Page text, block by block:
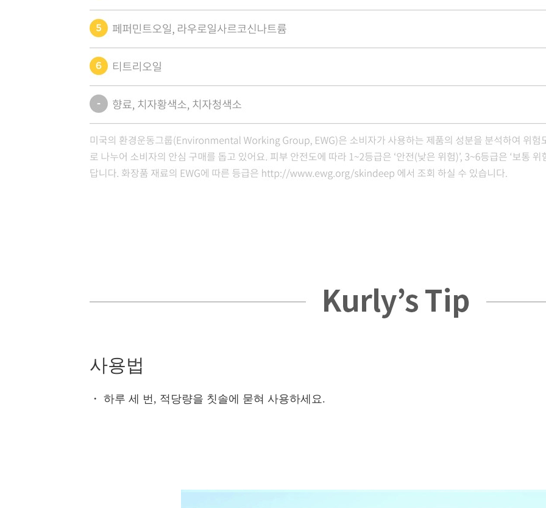
사용법
・ 하루 세 번, 적당량을 칫솔에 묻혀 사용하세요.